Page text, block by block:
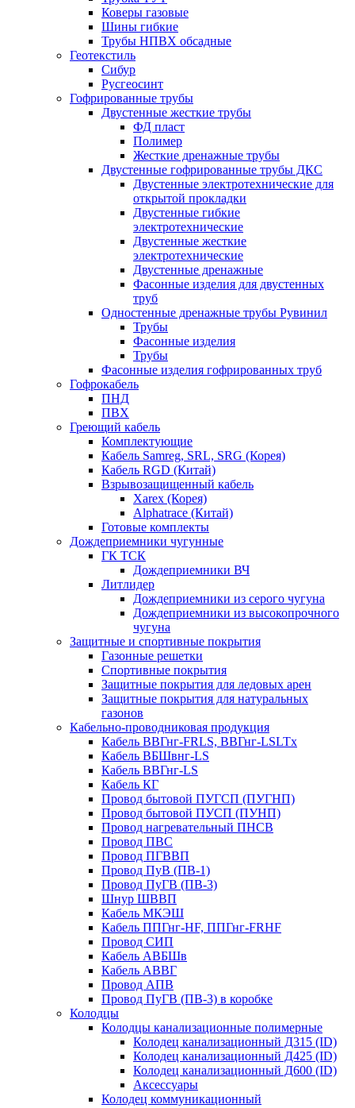
Коверы газовые
Шины гибкие
Трубы НПВХ обсадные
Геотекстиль
Сибур
Русгеосинт
Гофрированные трубы
Двустенные жесткие трубы
ФД пласт
Полимер
Жесткие дренажные трубы
Двустенные гофрированные трубы ДКС
Двустенные электротехнические для
открытой прокладки
Двустенные гибкие
электротехнические
Двустенные жесткие
электротехнические
Двустенные дренажные
Фасонные изделия для двустенных
труб
Одностенные дренажные трубы Рувинил
Трубы
Фасонные изделия
Трубы
Фасонные изделия гофрированных труб
Гофрокабель
ПНД
ПВХ
Греющий кабель
Комплектующие
Кабель Samreg, SRL, SRG (Корея)
Кабель RGD (Китай)
Взрывозащищенный кабель
Xarex (Корея)
Alphatrace (Китай)
Готовые комплекты
Дождеприемники чугунные
ГК ТСК
Дождеприемники ВЧ
Литлидер
Дождеприемники из серого чугуна
Дождеприемники из высокопрочного
чугуна
Защитные и спортивные покрытия
Газонные решетки
Спортивные покрытия
Защитные покрытия для ледовых арен
Защитные покрытия для натуральных
газонов
Кабельно-проводниковая продукция
Кабель ВВГнг-FRLS, ВВГнг-LSLTx
Кабель ВБШвнг-LS
Кабель ВВГнг-LS
Кабель КГ
Провод бытовой ПУГСП (ПУГНП)
Провод бытовой ПУСП (ПУНП)
Провод нагревательный ПНСВ
Провод ПВС
Провод ПГВВП
Провод ПуВ (ПВ-1)
Провод ПуГВ (ПВ-3)
Шнур ШВВП
Кабель МКЭШ
Кабель ППГнг-HF, ППГнг-FRHF
Провод СИП
Кабель АВБШв
Кабель АВВГ
Провод АПВ
Провод ПуГВ (ПВ-3) в коробке
Колодцы
Колодцы канализационные полимерные
Колодец канализационный Д315 (ID)
Колодец канализационный Д425 (ID)
Колодец канализационный Д600 (ID)
Аксессуары
Колодец коммуникационный